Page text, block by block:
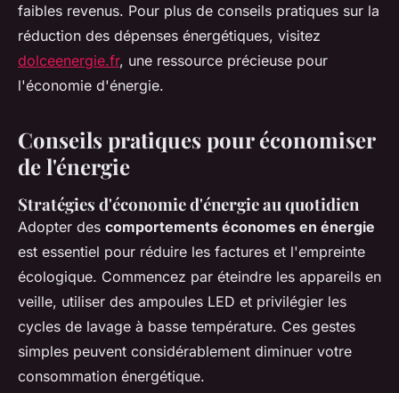
faibles revenus. Pour plus de conseils pratiques sur la
réduction des dépenses énergétiques, visitez
dolceenergie.fr, une ressource précieuse pour
l'économie d'énergie.
Conseils pratiques pour économiser
de l'énergie
Stratégies d'économie d'énergie au quotidien
Adopter des comportements économes en énergie
est essentiel pour réduire les factures et l'empreinte
écologique. Commencez par éteindre les appareils en
veille, utiliser des ampoules LED et privilégier les
cycles de lavage à basse température. Ces gestes
simples peuvent considérablement diminuer votre
consommation énergétique.